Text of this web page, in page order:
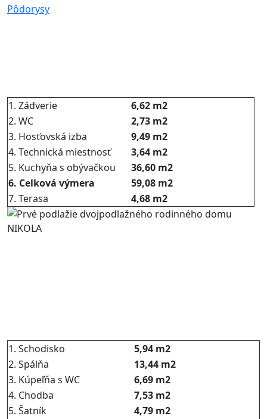
Pôdorysy
1. Zádverie
6,62 m2
2. WC
2,73 m2
3. Hosťovská izba
9,49 m2
4. Technická miestnosť
3,64 m2
5. Kuchyňa s obývačkou
36,60 m2
6. Celková výmera
59,08 m2
7. Terasa
4,68 m2
1. Schodisko
5,94 m2
2. Spálňa
13,44 m2
3. Kúpeľňa s WC
6,69 m2
4. Chodba
7,53 m2
5. Šatník
4,79 m2